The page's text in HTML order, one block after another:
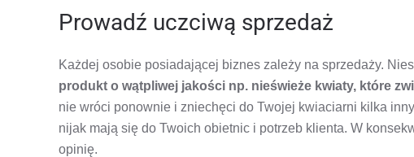
Prowadź uczciwą sprzedaż
Każdej osobie posiadającej biznes zależy na sprzedaży.
produkt o wątpliwej jakości np. nieświeże kwiaty, które
nie wróci ponownie i zniechęci do Twojej kwiaciarni kilka
nijak mają się do Twoich obietnic i potrzeb klienta. W
opinię.